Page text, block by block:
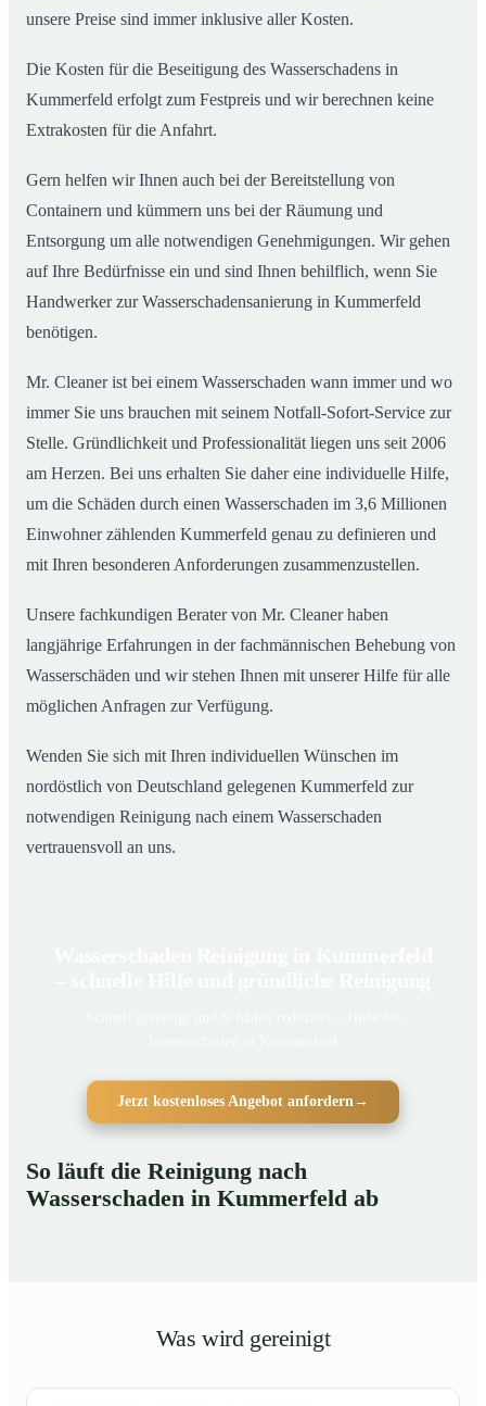
unsere Preise sind immer inklusive aller Kosten.
Die Kosten für die Beseitigung des Wasserschadens in
Kummerfeld erfolgt zum Festpreis und wir berechnen keine
Extrakosten für die Anfahrt.
Gern helfen wir Ihnen auch bei der Bereitstellung von
Containern und kümmern uns bei der Räumung und
Entsorgung um alle notwendigen Genehmigungen. Wir gehen
auf Ihre Bedürfnisse ein und sind Ihnen behilflich, wenn Sie
Handwerker zur Wasserschadensanierung in Kummerfeld
benötigen.
Mr. Cleaner ist bei einem Wasserschaden wann immer und wo
immer Sie uns brauchen mit seinem Notfall-Sofort-Service zur
Stelle. Gründlichkeit und Professionalität liegen uns seit 2006
am Herzen. Bei uns erhalten Sie daher eine individuelle Hilfe,
um die Schäden durch einen Wasserschaden im 3,6 Millionen
Einwohner zählenden Kummerfeld genau zu definieren und
mit Ihren besonderen Anforderungen zusammenzustellen.
Unsere fachkundigen Berater von Mr. Cleaner haben
langjährige Erfahrungen in der fachmännischen Behebung von
Wasserschäden und wir stehen Ihnen mit unserer Hilfe für alle
möglichen Anfragen zur Verfügung.
Wenden Sie sich mit Ihren individuellen Wünschen im
nordöstlich von Deutschland gelegenen Kummerfeld zur
notwendigen Reinigung nach einem Wasserschaden
vertrauensvoll an uns.
Jetzt kostenloses Angebot anfordern→
So läuft die Reinigung nach
Wasserschaden in Kummerfeld ab
Was wird gereinigt